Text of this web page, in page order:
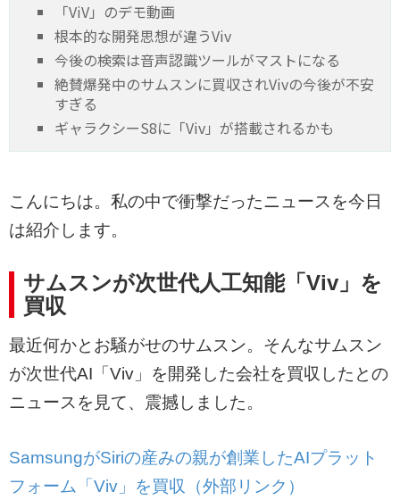
「ViV」のデモ動画
根本的な開発思想が違うViv
今後の検索は音声認識ツールがマストになる
絶賛爆発中のサムスンに買収されVivの今後が不安
すぎる
ギャラクシーS8に「Viv」が搭載されるかも
こんにちは。私の中で衝撃だったニュースを今日
は紹介します。
サムスンが次世代人工知能「Viv」を
買収
最近何かとお騒がせのサムスン。そんなサムスン
が次世代AI「Viv」を開発した会社を買収したとの
ニュースを見て、震撼しました。
SamsungがSiriの産みの親が創業したAIプラット
フォーム「Viv」を買収（外部リンク）